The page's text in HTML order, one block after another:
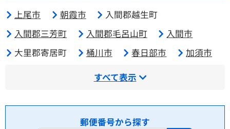
上尾市 朝霞市
入間郡越生町
入間郡三芳町
入間郡毛呂山町
入間市
大里郡寄居町
桶川市 春日部市
加須市
すべて表示
郵便番号から探す